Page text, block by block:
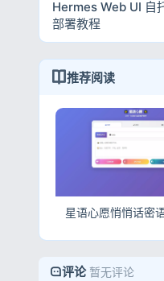
Hermes Web UI 自
部署教程
推荐阅读
评论 暂无评论